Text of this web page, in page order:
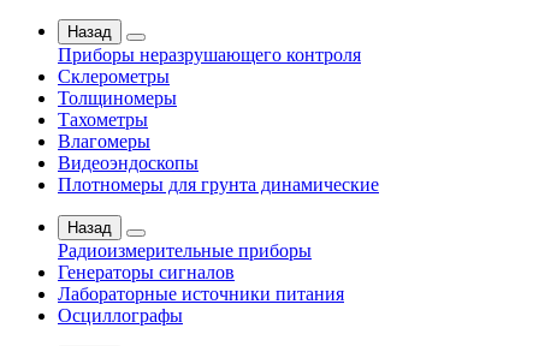
Назад
Приборы неразрушающего контроля
Склерометры
Толщиномеры
Тахометры
Влагомеры
Видеоэндоскопы
Плотномеры для грунта динамические
Назад
Радиоизмерительные приборы
Генераторы сигналов
Лабораторные источники питания
Осциллографы